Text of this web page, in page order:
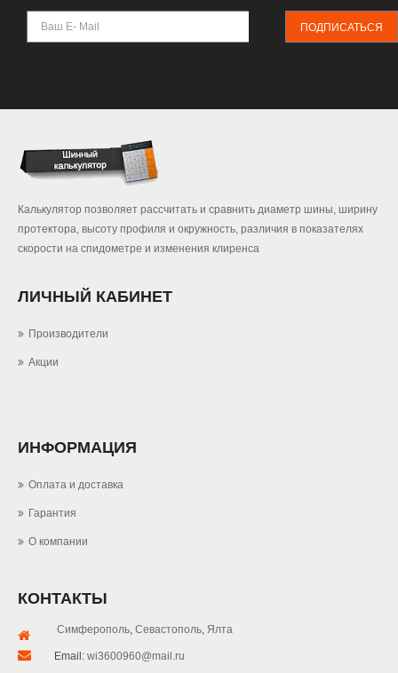
ПОДПИСАТЬСЯ
Калькулятор позволяет рассчитать и сравнить диаметр шины, ширину
протектора, высоту профиля и окружность, различия в показателях
скорости на спидометре и изменения клиренса
ЛИЧНЫЙ КАБИНЕТ
Производители
Акции
ИНФОРМАЦИЯ
Оплата и доставка
Гарантия
О компании
КОНТАКТЫ
Симферополь, Севастополь, Ялта
Email: wi3600960@mail.ru